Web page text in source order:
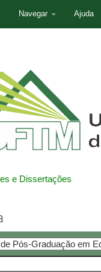
Navegar Ajuda
e Dissertações